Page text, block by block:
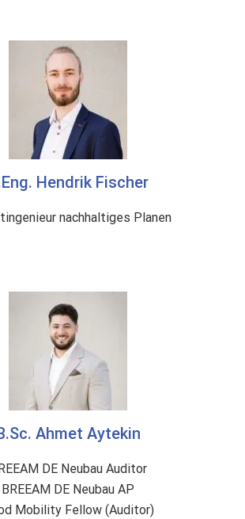
Hendrik Fischer
nachhaltiges Planen
Ahmet Aytekin
DE Neubau Auditor
BREEAM DE Neubau AP
Mobility Fellow (Auditor)